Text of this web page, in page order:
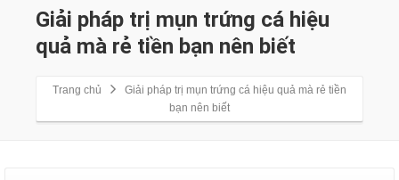
Giải pháp trị mụn trứng cá hiệu
quả mà rẻ tiền bạn nên biết
Trang chủ
Giải pháp trị mụn trứng cá hiệu quả mà rẻ tiền
bạn nên biết